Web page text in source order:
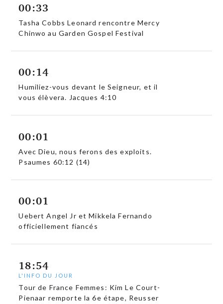
00:33
Tasha Cobbs Leonard rencontre Mercy
Chinwo au Garden Gospel Festival
00:14
Humiliez-vous devant le Seigneur, et il
vous élèvera. Jacques 4:10
00:01
Avec Dieu, nous ferons des exploits.
Psaumes 60:12 (14)
00:01
Uebert Angel Jr et Mikkela Fernando
officiellement fiancés
18:54
L'INFO DU JOUR
Tour de France Femmes: Kim Le Court-
Pienaar remporte la 6e étape, Reusser